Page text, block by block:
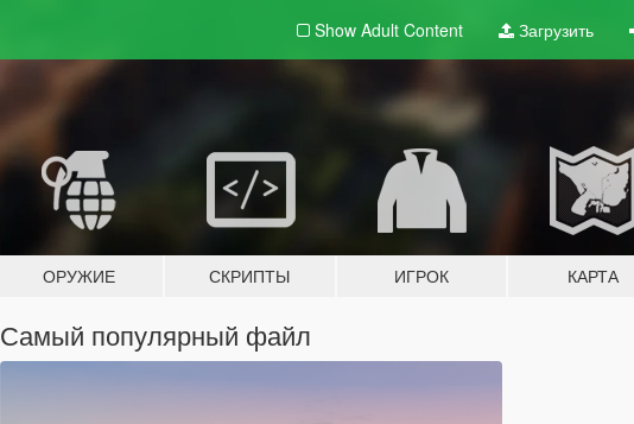
Show Adult Content Загрузить
ОРУЖИЕ СКРИПТЫ ИГРОК КАРТА
Самый популярный файл